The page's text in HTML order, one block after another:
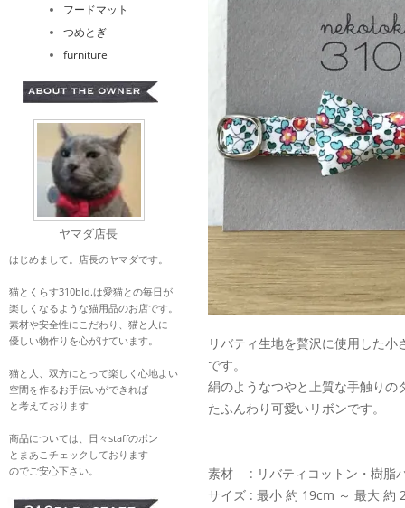
リバティ生地を贅沢に使用した
です。
絹のようなつやと上質な手触り
たふんわり可愛いリボンです。
素材 : リバティコットン・樹脂
サイズ : 最小 約 19cm ～ 最大 約
フードマット
つめとぎ
furniture
ヤマダ店長
はじめまして。店長のヤマダです。
猫とくらす310bld.は愛猫との毎日が
楽しくなるような猫用品のお店です。
素材や安全性にこだわり、猫と人に
優しい物作りを心がけています。
猫と人、双方にとって楽しく心地よい
空間を作るお手伝いができれば
と考えております
商品については、日々staffのボン
とまあこチェックしております
のでご安心下さい。